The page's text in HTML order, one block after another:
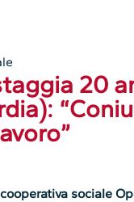
20
cooperativa sociale